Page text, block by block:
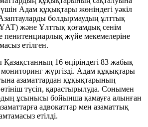
Адам құқықтары жөніндегі уәкіл
болдырмаудың ұлттық
(ҰАТ) және Ұлттық қоғамдық сенім
пенитенциарлық жүйе мекемелеріне
етілген.
16 өңіріндегі 83 жабық
мониторинг жүргізді. Адам құқықтары
азаматтардан құқықтарының
түсіп, қарастырылуда. Сонымен
ұсынысы бойынша қамауға алынған
адвокаттар мен азаматтық
етілді.